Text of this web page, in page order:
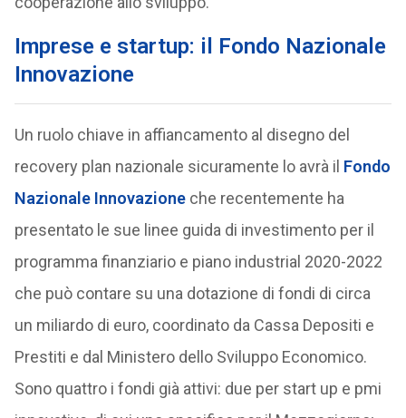
Imprese e startup: il Fondo Nazionale
Innovazione
Un ruolo chiave in affiancamento al disegno del
recovery plan nazionale sicuramente lo avrà il Fondo
Nazionale Innovazioneche recentemente ha
presentato le sue linee guida di investimento per il
programma finanziario e piano industrial 2020-2022
che può contare su una dotazione di fondi di circa
un miliardo di euro, coordinato da Cassa Depositi e
Prestiti e dal Ministero dello Sviluppo Economico.
Sono quattro i fondi già attivi: due per start up e pmi